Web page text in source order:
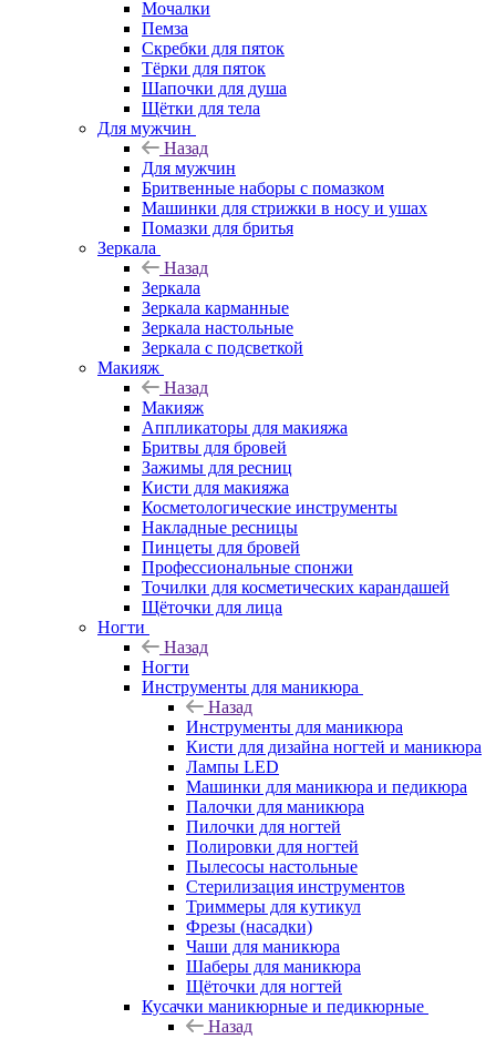
Мочалки
Пемза
Скребки для пяток
Тёрки для пяток
Шапочки для душа
Щётки для тела
Для мужчин
Назад
Для мужчин
Бритвенные наборы с помазком
Машинки для стрижки в носу и ушах
Помазки для бритья
Зеркала
Назад
Зеркала
Зеркала карманные
Зеркала настольные
Зеркала с подсветкой
Макияж
Назад
Макияж
Аппликаторы для макияжа
Бритвы для бровей
Зажимы для ресниц
Кисти для макияжа
Косметологические инструменты
Накладные ресницы
Пинцеты для бровей
Профессиональные спонжи
Точилки для косметических карандашей
Щёточки для лица
Ногти
Назад
Ногти
Инструменты для маникюра
Назад
Инструменты для маникюра
Кисти для дизайна ногтей и маникюра
Лампы LED
Машинки для маникюра и педикюра
Палочки для маникюра
Пилочки для ногтей
Полировки для ногтей
Пылесосы настольные
Стерилизация инструментов
Триммеры для кутикул
Фрезы (насадки)
Чаши для маникюра
Шаберы для маникюра
Щёточки для ногтей
Кусачки маникюрные и педикюрные
Назад